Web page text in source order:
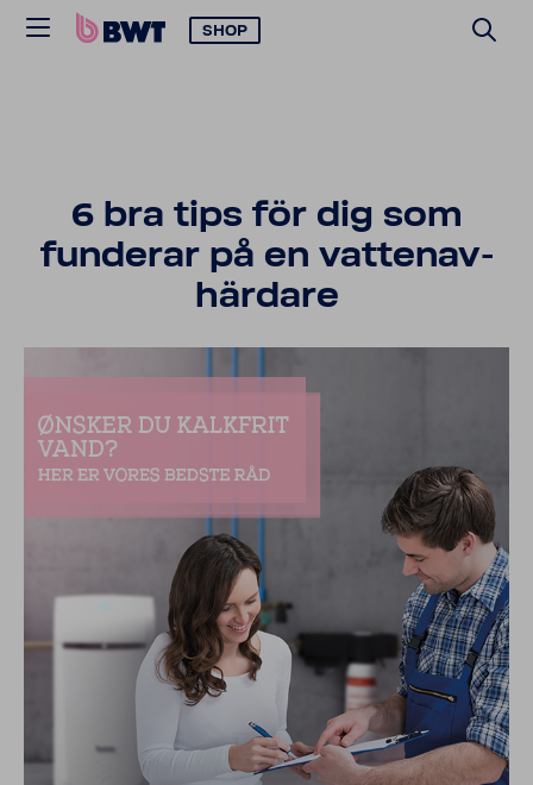
SHOP
6 bra tips för dig som
funderar på en vatten­av­
här­dare